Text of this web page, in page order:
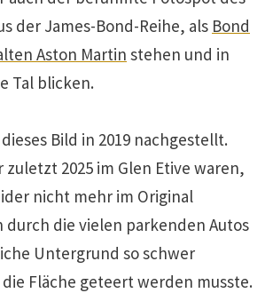
der James-Bond-Reihe, als Bond
Aston Martin stehen und in
Tal blicken.
Bild in 2019 nachgestellt.
zuletzt 2025 im Glen Etive waren,
nicht mehr im Original
durch die vielen parkenden Autos
Untergrund so schwer
Fläche geteert werden musste.